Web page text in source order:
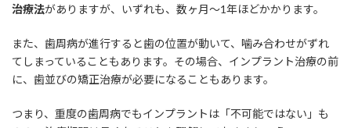
治療法がありますが、いずれも、数ヶ月～1年ほどかかります。
また、歯周病が進行すると歯の位置が動いて、噛み合わせがずれ
てしまっていることもあります。その場合、インプラント治療の前
に、歯並びの矯正治療が必要になることもあります。
つまり、重度の歯周病でもインプラントは「不可能ではない」も